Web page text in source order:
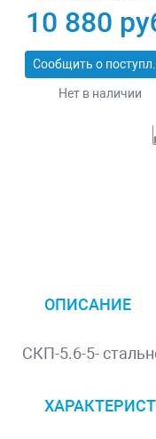
10 880
Нет в наличии
ОПИСАНИЕ
СКП-5.6-5-